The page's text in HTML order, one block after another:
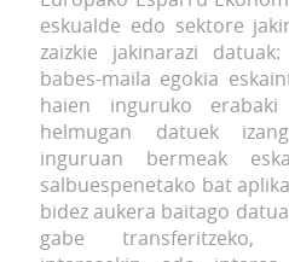
eskualde edo sektore
zaizkie jakinarazi
babes-maila egokia
haien inguruko
helmugan datuek
inguruan bermeak
salbuespenetako bat
bidez aukera baitago
gabe transferitzeko,